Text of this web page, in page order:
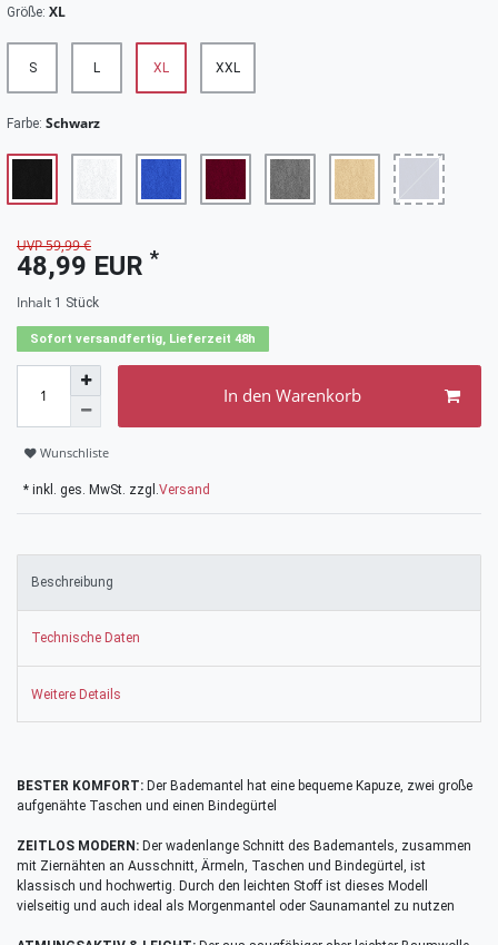
Größe: XL
S L XL XXL
Farbe: Schwarz
UVP 59,99 €
48,99 EUR *
Inhalt 1 Stück
Sofort versandfertig, Lieferzeit 48h
In den Warenkorb
Wunschliste
* inkl. ges. MwSt. zzgl. Versand
Beschreibung
Technische Daten
Weitere Details
BESTER KOMFORT: Der Bademantel hat eine bequeme Kapuze, zwei große
aufgenähte Taschen und einen Bindegürtel
ZEITLOS MODERN: Der wadenlange Schnitt des Bademantels, zusammen
mit Ziernähten an Ausschnitt, Ärmeln, Taschen und Bindegürtel, ist
klassisch und hochwertig. Durch den leichten Stoff ist dieses Modell
vielseitig und auch ideal als Morgenmantel oder Saunamantel zu nutzen